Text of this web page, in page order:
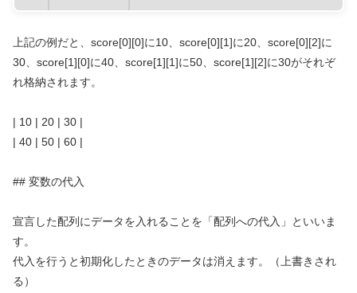
上記の例だと、score[0][0]に10、score[0][1]に20、score[0][2]に
30、score[1][0]に40、score[1][1]に50、score[1][2]に30がそれぞ
れ格納されます。
| 10 | 20 | 30 |
| 40 | 50 | 60 |
## 変数の代入
宣言した配列にデータを入れることを「配列への代入」といいま
す。
代入を行うと初期化したときのデータは消えます。（上書きされ
る）